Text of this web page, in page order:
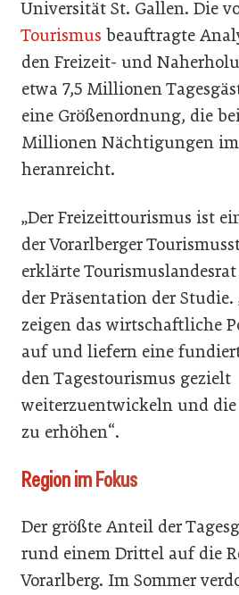
Universität St. Gallen. Die
Tourismus beauftragte
den Freizeit- und
etwa 7,5 Millionen
eine Größenordnung, die
Millionen Nächtigungen
heranreicht.
„Der Freizeittourismus ist
der Vorarlberger
erklärte
der Präsentation der Studie.
zeigen das wirtschaftliche
auf und liefern eine
den Tagestourismus gezielt
weiterzuentwickeln und
zu erhöhen“.
Region im Fokus
Der größte Anteil der
rund einem Drittel auf die
Vorarlberg. Im Sommer